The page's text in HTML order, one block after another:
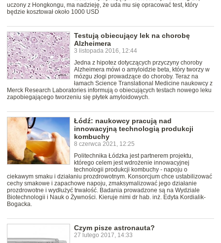
uczony z Hongkongu, ma nadzieję, że uda mu się opracować test, który
będzie kosztował około 1000 USD
Testują obiecujący lek na chorobę
Alzheimera
3 listopada 2016, 12:44
Jedna z hipotez dotyczących przyczyny choroby
Alzheimera mówi o amyloidzie beta, który tworzy w
mózgu złogi prowadzące do choroby. Teraz na
łamach Science Translational Medicine naukowcy z
Merck Research Laboratories informują o obiecujących testach nowego leku
zapobiegającego tworzeniu się płytek amyloidowych.
Łódź: naukowcy pracują nad
innowacyjną technologią produkcji
kombuchy
8 czerwca 2021, 12:25
Politechnika Łódzka jest partnerem projektu,
którego celem jest wdrożenie innowacyjnej
technologii produkcji kombuchy - napoju o
ciekawym smaku i działaniu prozdrowotnym. Konsorcjum chce ustabilizować
cechy smakowe i zapachowe napoju, zmaksymalizować jego działanie
prozdrowotne i wydłużyć trwałość. Badania prowadzone są na Wydziale
Biotechnologii i Nauk o Żywności. Kieruje nimi dr hab. inż. Edyta Kordialik-
Bogacka.
Czym pisze astronauta?
27 lutego 2017, 14:33